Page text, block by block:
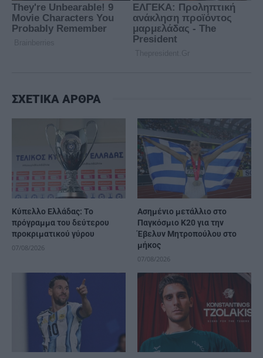
ΣΧΕΤΙΚΑ ΑΡΘΡΑ
Κύπελλο Ελλάδας: Το
πρόγραμμα του δεύτερου
προκριματικού γύρου
07/08/2026
Ασημένιο μετάλλιο στο
Παγκόσμιο Κ20 για την
Έβελυν Μητροπούλου στο
μήκος
07/08/2026